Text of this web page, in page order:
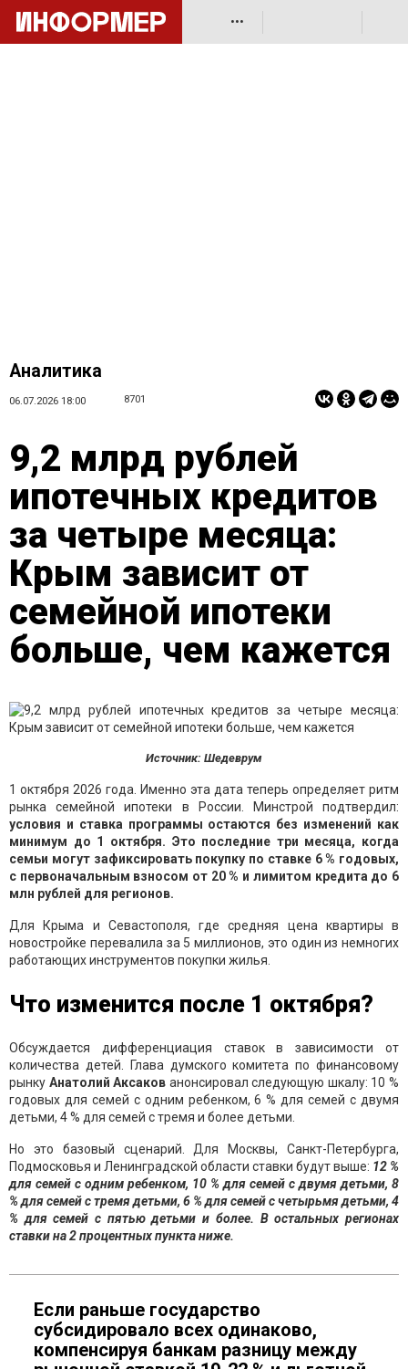
•••
Аналитика
06.07.2026 18:00 8701
9,2 млрд рублей
ипотечных кредитов
за четыре месяца:
Крым зависит от
семейной ипотеки
больше, чем кажется
Источник: Шедеврум
1 октября 2026 года. Именно эта дата теперь определяет ритм
рынка семейной ипотеки в России. Минстрой подтвердил:
условия и ставка программы остаются без изменений как
минимум до 1 октября. Это последние три месяца, когда
семьи могут зафиксировать покупку по ставке 6 % годовых,
с первоначальным взносом от 20 % и лимитом кредита до 6
млн рублей для регионов.
Для Крыма и Севастополя, где средняя цена квартиры в
новостройке перевалила за 5 миллионов, это один из немногих
работающих инструментов покупки жилья.
Что изменится после 1 октября?
Обсуждается дифференциация ставок в зависимости от
количества детей. Глава думского комитета по финансовому
рынку Анатолий Аксаков анонсировал следующую шкалу: 10 %
годовых для семей с одним ребенком, 6 % для семей с двумя
детьми, 4 % для семей с тремя и более детьми.
Но это базовый сценарий. Для Москвы, Санкт-Петербурга,
Подмосковья и Ленинградской области ставки будут выше: 12 %
для семей с одним ребенком, 10 % для семей с двумя детьми, 8
% для семей с тремя детьми, 6 % для семей с четырьмя детьми, 4
% для семей с пятью детьми и более. В остальных регионах
ставки на 2 процентных пункта ниже.
Если раньше государство
субсидировало всех одинаково,
компенсируя банкам разницу между